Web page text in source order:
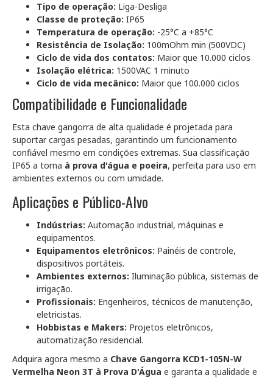
Tipo de operação: Liga-Desliga
Classe de proteção: IP65
Temperatura de operação: -25°C a +85°C
Resistência de Isolação: 100mOhm min (500VDC)
Ciclo de vida dos contatos: Maior que 10.000 ciclos
Isolação elétrica: 1500VAC 1 minuto
Ciclo de vida mecânico: Maior que 100.000 ciclos
Compatibilidade e Funcionalidade
Esta chave gangorra de alta qualidade é projetada para
suportar cargas pesadas, garantindo um funcionamento
confiável mesmo em condições extremas. Sua classificação
IP65 a torna à prova d'água e poeira, perfeita para uso em
ambientes externos ou com umidade.
Aplicações e Público-Alvo
Indústrias: Automação industrial, máquinas e
equipamentos.
Equipamentos eletrônicos: Painéis de controle,
dispositivos portáteis.
Ambientes externos: Iluminação pública, sistemas de
irrigação.
Profissionais: Engenheiros, técnicos de manutenção,
eletricistas.
Hobbistas e Makers: Projetos eletrônicos,
automatização residencial.
Adquira agora mesmo a Chave Gangorra KCD1-105N-W
Vermelha Neon 3T à Prova D'Água e garanta a qualidade e